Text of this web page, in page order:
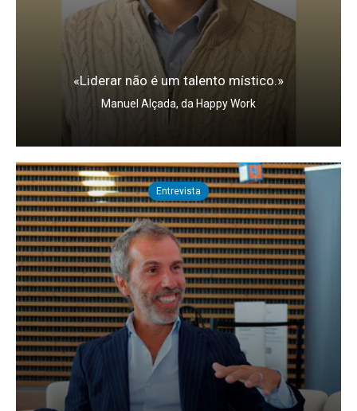
«Liderar não é um talento místico.»
Manuel Alçada, da Happy Work
Entrevista